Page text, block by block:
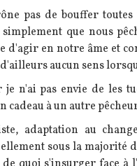
pas de bouffer
que nous
d'agir en notre âme et
aucun sens
n'ai pas envie de les
cadeau à un autre
adaptation au
sous la majorité